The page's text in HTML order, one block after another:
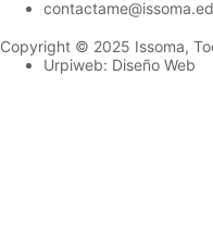
Copyright © 2025 Issoma,
Urpiweb: Diseño Web